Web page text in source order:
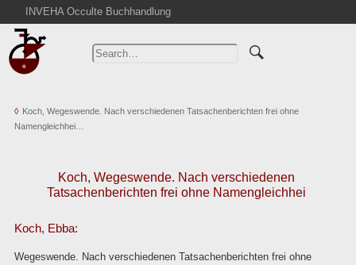
INVEHA Occulte Buchhandlung
Home
Advanced Search
Cart
News
Abbreviations
Terms
Withdrawal
Koch, Wegeswende. Nach verschiedenen Tatsachenberichten frei ohne
Namengleichhei…
Koch, Wegeswende. Nach verschiedenen
Tatsachenberichten frei ohne Namengleichhei
Koch, Ebba:
Wegeswende. Nach verschiedenen Tatsachenberichten frei ohne